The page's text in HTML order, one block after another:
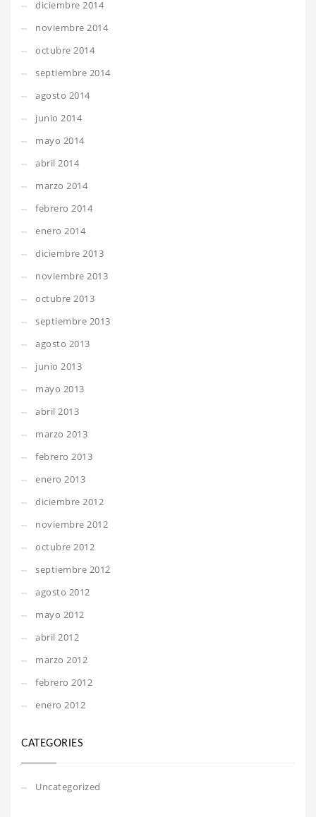
diciembre 2014
noviembre 2014
octubre 2014
septiembre 2014
agosto 2014
junio 2014
mayo 2014
abril 2014
marzo 2014
febrero 2014
enero 2014
diciembre 2013
noviembre 2013
octubre 2013
septiembre 2013
agosto 2013
junio 2013
mayo 2013
abril 2013
marzo 2013
febrero 2013
enero 2013
diciembre 2012
noviembre 2012
octubre 2012
septiembre 2012
agosto 2012
mayo 2012
abril 2012
marzo 2012
febrero 2012
enero 2012
CATEGORIES
Uncategorized